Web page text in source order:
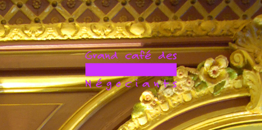
Passer
au
contenu